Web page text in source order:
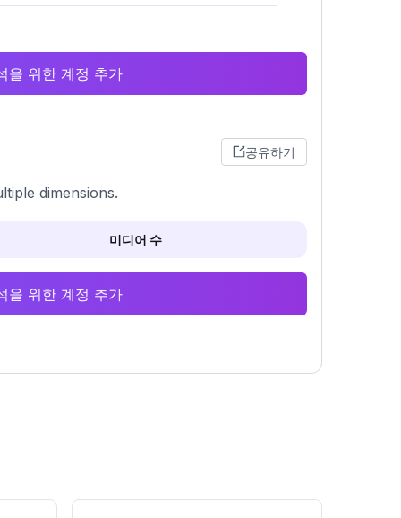
을 위한 계정 추가
공유하기
dimensions.
미디어 수
을 위한 계정 추가